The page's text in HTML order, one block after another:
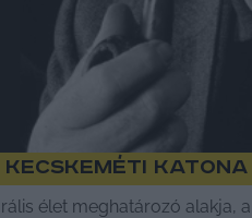
élet meghatározó alakja,